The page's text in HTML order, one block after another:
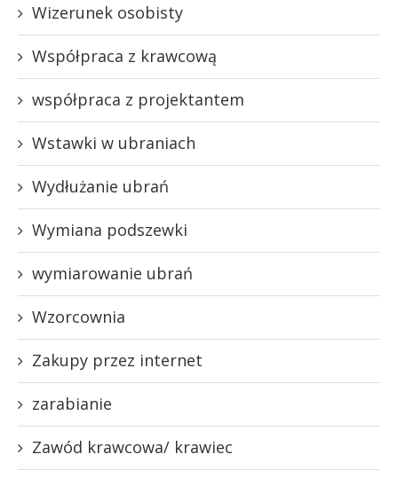
Wizerunek osobisty
Współpraca z krawcową
współpraca z projektantem
Wstawki w ubraniach
Wydłużanie ubrań
Wymiana podszewki
wymiarowanie ubrań
Wzorcownia
Zakupy przez internet
zarabianie
Zawód krawcowa/ krawiec